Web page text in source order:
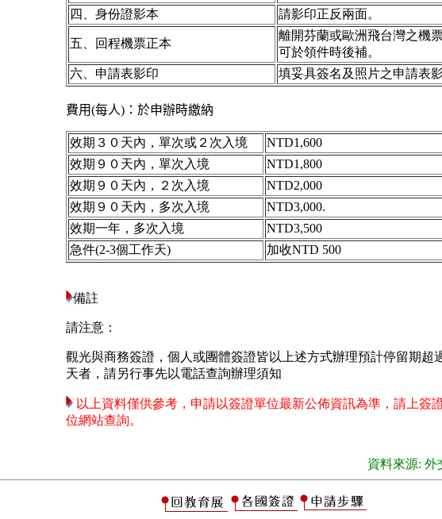
四、身份證影本
請影印正反兩面。
五、回程機票正本
離開芬蘭或歐洲飛台灣之機票
可於領件時後補。
六、申請表影印
填妥具簽名及照片之申請表
費用(每人)：於申辦時繳納
效期３０天內，單次或２次入境
NTD1,600
效期９０天內，單次入境
NTD1,800
效期９０天內，２次入境
NTD2,000
效期９０天內，多次入境
NTD3,000.
效期一年，多次入境
NTD3,500
急件(2-3個工作天)
加收NTD 500
備註
請注意：
觀光與商務簽證，個人或團體簽證皆以上述方式辦理預計停留期超
天者，請另行事先以電話查詢辦理須知
以上資料僅供參考，申請以簽證單位最新公佈資訊為準，請上簽
位網站查詢。
資料來源: 外